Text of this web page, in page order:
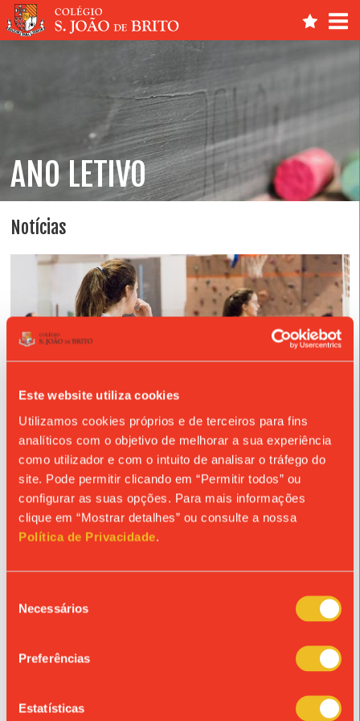
Este website utiliza cookies
Utilizamos cookies próprios e de terceiros para fins
analíticos com o objetivo de melhorar a sua experiência
como utilizador e com o intuito de analisar o tráfego do
site. Pode permitir clicando em “Permitir todos” ou
configurar as suas opções. Para mais informações
clique em “Mostrar detalhes” ou consulte a nossa
Política de Privacidade.
Necessários
Preferências
Estatísticas
ANO LETIVO
Notícias
AQUI DESENVOLVEMOS…. O
ESPÍRITO DESPORTIVO
Desde há décadas que o nosso Colégio se destaca pelas
aptidões físicas e o desempenho dos nossos alunos no
desporto. Aqui fazemos crescer miúdos que sobem às
esforço no início de cada aula de Educação Física, que